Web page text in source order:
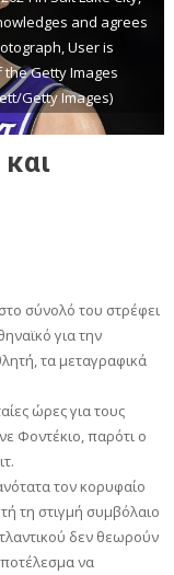
and agrees
User is
Getty Images
Getty Images)
σύνολό του στρέφει
για την
τα μεταγραφικά
ώρες για τους
Φοντέκιο, παρότι ο
τον κορυφαίο
τη στιγμή συμβόλαιο
δεν θεωρούν
να